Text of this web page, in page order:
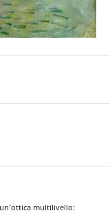
multilivello: